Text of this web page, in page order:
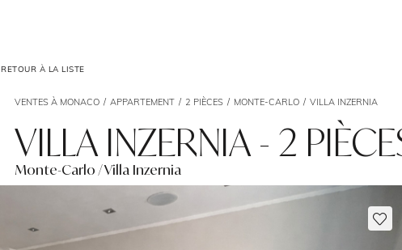
RETOUR À LA LISTE
VENTES À MONACO APPARTEMENT 2 PIÈCES MONTE-CARLO VILLA INZERNIA
VILLA INZERNIA - 2
Monte-Carlo / Villa Inzernia